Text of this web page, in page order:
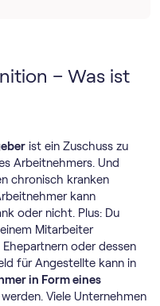
– Was ist
ist ein Zuschuss zu
Arbeitnehmers. Und
chronisch kranken
kann
oder nicht. Plus: Du
Mitarbeiter
oder dessen
für Angestellte kann in
in Form eines
Viele Unternehmen